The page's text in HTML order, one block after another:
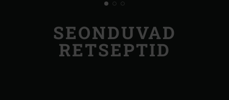
SEONDUVAD
RETSEPTID